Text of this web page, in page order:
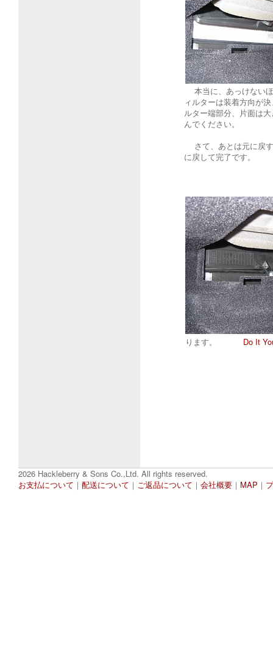
本当に、あっけない
ィルターは装着方向が
ルター端部分、片面は
んでください。
さて、あとは元に戻
に戻して完了です。
ります。 Do It
2026 Hackleberry & Sons Co.,Ltd. All rights reserved.
お支払について ｜ 配送について ｜ ご返品について ｜ 会社概要 ｜ MAP ｜